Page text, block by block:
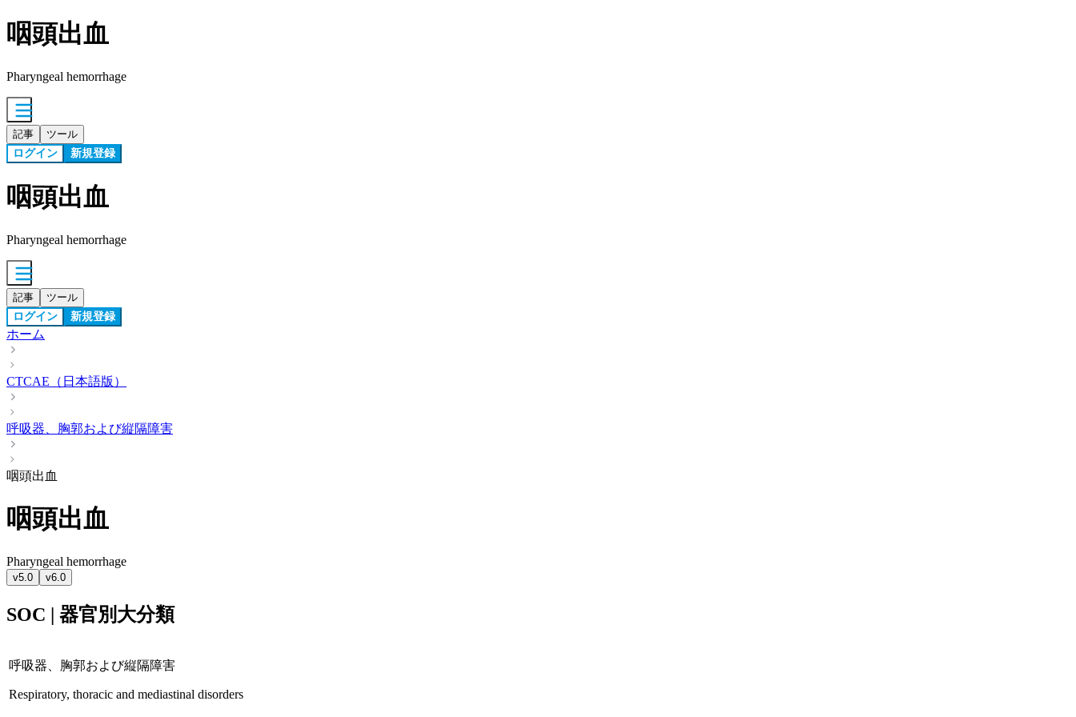
咽頭出血
Pharyngeal hemorrhage
記事 ツール
ログイン 新規登録
咽頭出血
Pharyngeal hemorrhage
記事 ツール
ログイン 新規登録
ホーム
CTCAE（日本語版）
呼吸器、胸郭および縦隔障害
咽頭出血
咽頭出血
Pharyngeal hemorrhage
v5.0 v6.0
SOC | 器官別大分類
呼吸器、胸郭および縦隔障害
Respiratory, thoracic and mediastinal disorders